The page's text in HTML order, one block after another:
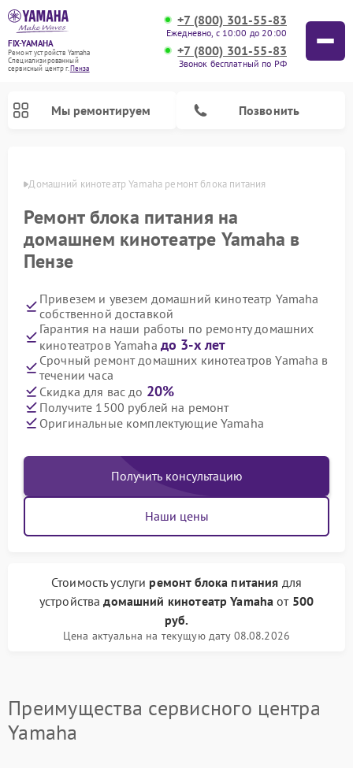
FIX-YAMAHA
Ремонт устройств Yamaha
Специализированный
cервисный центр г.Пенза
+7 (800) 301-55-83
Ежедневно, с 10:00 до 20:00
+7 (800) 301-55-83
Звонок бесплатный по РФ
Мы ремонтируем Позвонить
Домашний кинотеатр Yamaha ремонт блока питания
Ремонт блока питания на
домашнем кинотеатре Yamaha в
Пензе
Привезем и увезем домашний кинотеатр Yamaha
собственной доставкой
Гарантия на наши работы по ремонту домашних
кинотеатров Yamaha до 3-х лет
Срочный ремонт домашних кинотеатров Yamaha в
течении часа
Скидка для вас до 20%
Получите 1500 рублей на ремонт
Оригинальные комплектующие Yamaha
Получить консультацию
Наши цены
Стоимость услуги ремонт блока питания для
устройствадомашний кинотеатр Yamaha от 500
руб.
Цена актуальна на текущую дату 08.08.2026
Преимущества сервисного центра
Yamaha